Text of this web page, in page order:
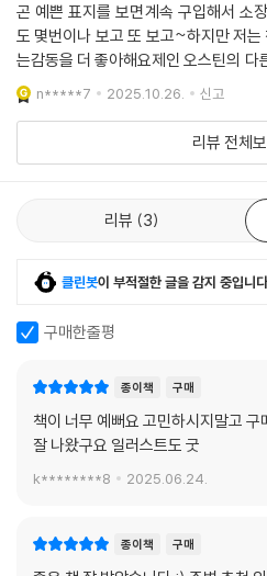
상황에 떠밀려 사랑 없는 결혼을 하느
스틴. 그가 가장 자신을 많이 담아낸 캐
연 독자들에게 사랑받을 수 있을까 조
죠? 당신은 어떤가요. [맨스필드파크]
었나요.
“나 자신 이외에는 아무도 사랑하지
발랄한 독신주의자가 결혼을 통해 진정
편집자 레터 --- 편집자 김민경
“제인 오스틴 유니버스에서 가장 깜찍
티'를 둘다 미치게 할 수 있는, 호불호가
곤 예쁜 표지를 보면계속 구입해서 소
도 몇번이나 보고 또 보고~하지만 저는
는감동을 더 좋아해요제인 오스틴의 다
서특별판을 보고선 구입해 봅니다빨리
n*****7 2025.10.26. 신고
리뷰 전체보
리뷰 3
클린봇이 부적절한 글을 감지 중입니
구매한줄평
종이책 구매
책이 너무 예뻐요 고민하시지말고
잘 나왔구요 일러스트도 굿
k********8 2025.06.24.
종이책 구매